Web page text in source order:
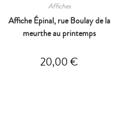
Affiches
Affiche Épinal, rue Boulay de la
meurthe au printemps
20,00€